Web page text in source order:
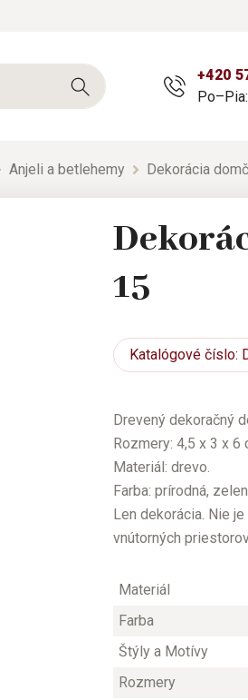
+420
Anjeli a betlehemy Dekorácia
15
Katalógové číslo:
Drevený dekoračný
Rozmery: 4,5 x 3 x 6
Materiál: drevo.
Farba: prírodná,
Len dekorácia. Nie
vnútorných
Materiál
Farba
Štýly a Motívy
Rozmery